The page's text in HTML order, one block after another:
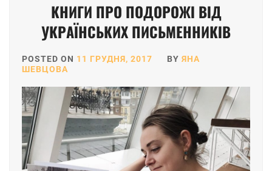
КНИГИ ПРО ПОДОРОЖІ ВІД
УКРАЇНСЬКИХ ПИСЬМЕННИКІВ
POSTED ON 11 ГРУДНЯ, 2017 BY ЯНА
ШЕВЦОВА